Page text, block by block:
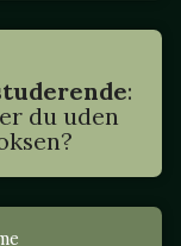
:
du uden